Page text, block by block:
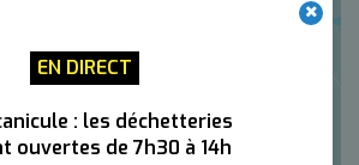
EN DIRECT
: les déchetteries
ouvertes de 7h30 à 14h